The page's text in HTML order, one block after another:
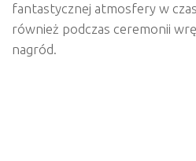
fantastycznej atmosfery w
również podczas ceremonii
nagród.